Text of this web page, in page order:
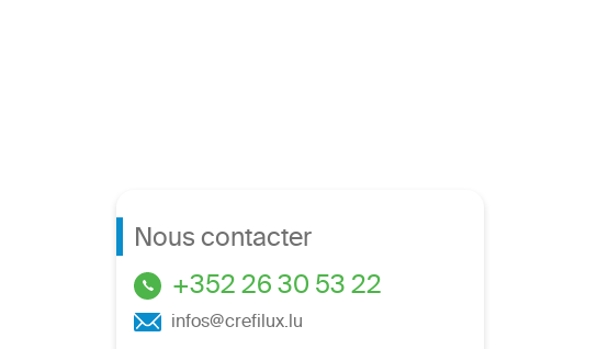
Nous contacter
+352 26 30 53 22
infos@crefilux.lu